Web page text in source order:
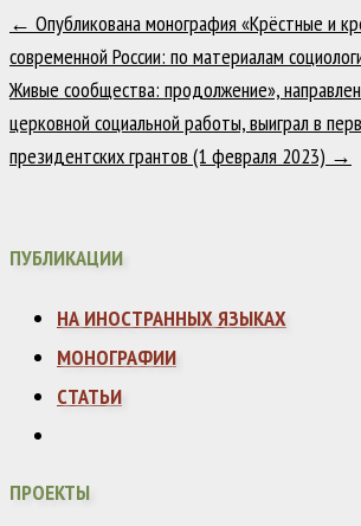
← Опубликована монография «Крёстные и
современной России: по материалам
Живые сообщества: продолжение»,
церковной социальной работы, выиграл в
президентских грантов (1 февраля 2023) →
ПУБЛИКАЦИИ
НА ИНОСТРАННЫХ ЯЗЫКАХ
МОНОГРАФИИ
СТАТЬИ
ПРОЕКТЫ